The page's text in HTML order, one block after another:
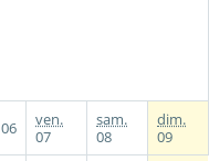
06
ven.
07
sam.
08
dim.
09